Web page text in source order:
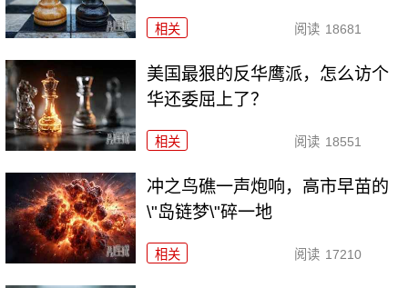
相关 阅读 18681
美国最狠的反华鹰派，怎么访个
华还委屈上了？
相关 阅读 18551
冲之鸟礁一声炮响，高市早苗的
\"岛链梦\"碎一地
相关 阅读 17210